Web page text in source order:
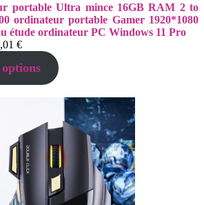
portable Ultra mince 16GB RAM 2 to
ordinateur portable Gamer 1920*1080
étude ordinateur PC Windows 11 Pro
€Plage
prix :
292,98 €